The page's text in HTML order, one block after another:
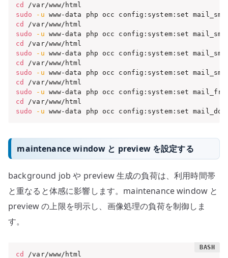
cd
sudo
-u www-data php occ config:system:set
cd
sudo
-u www-data php occ config:system:set
cd
sudo
-u www-data php occ config:system:set
cd
sudo
-u www-data php occ config:system:set
cd
sudo
-u www-data php occ config:system:set
cd
sudo
-u www-data php occ config:system:set
maintenance window と preview を設定する
background job や preview 生成の負荷は、利用時間帯
と重なると体感に影響します。maintenance window と
preview の上限を明示し、画像処理の負荷を制御しま
す。
cd